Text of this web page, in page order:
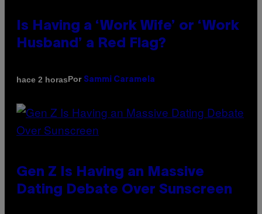
Is Having a ‘Work Wife’ or ‘Work
Husband’ a Red Flag?
hace 2 horasPor Sammi Caramela
Gen Z Is Having an Massive
Dating Debate Over Sunscreen